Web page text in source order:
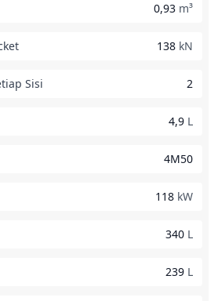
0,93 m³
138 kN
Sisi 2
4,9 L
4M50
118 kW
340 L
239 L